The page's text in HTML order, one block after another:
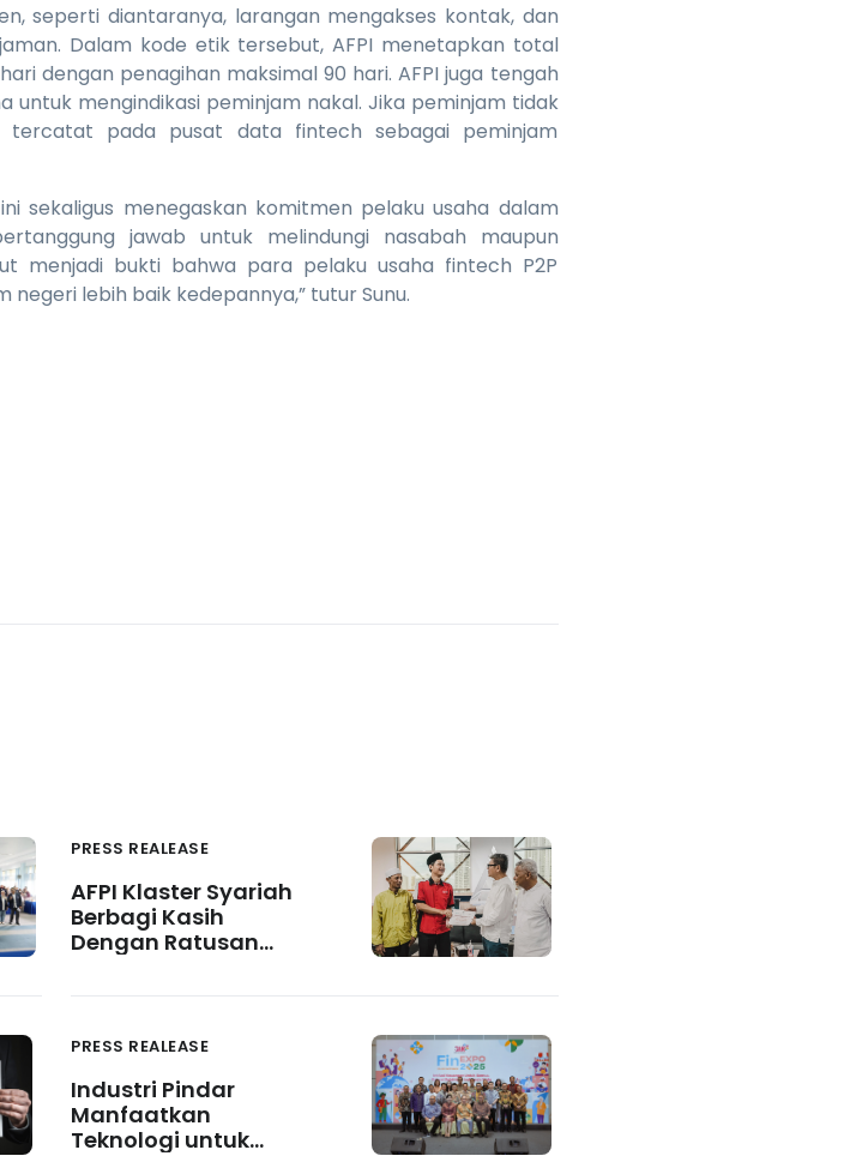
seperti diantaranya, larangan mengakses kontak, dan
Dalam kode etik tersebut, AFPI menetapkan total
dengan penagihan maksimal 90 hari. AFPI juga tengah
mengindikasi peminjam nakal. Jika peminjam tidak
pada pusat data fintech sebagai peminjam
sekaligus menegaskan komitmen pelaku usaha dalam
jawab untuk melindungi nasabah maupun
menjadi bukti bahwa para pelaku usaha fintech P2P
lebih baik kedepannya,” tutur Sunu.
PRESS REALEASE
AFPI Klaster Syariah
Berbagi Kasih
Dengan Ratusan
PRESS REALEASE
Industri Pindar
Manfaatkan
Teknologi untuk